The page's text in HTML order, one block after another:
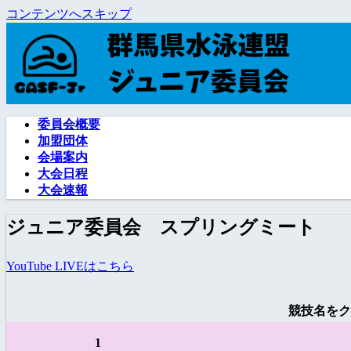
コンテンツへスキップ
委員会概要
加盟団体
会場案内
大会日程
大会速報
ジュニア委員会 スプリングミート
YouTube LIVEはこちら
競技名を
1